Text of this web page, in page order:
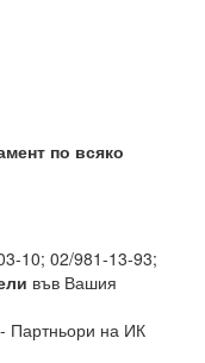
по всяко
10; 02/981-13-93;
във Вашия
- Партньори на ИК